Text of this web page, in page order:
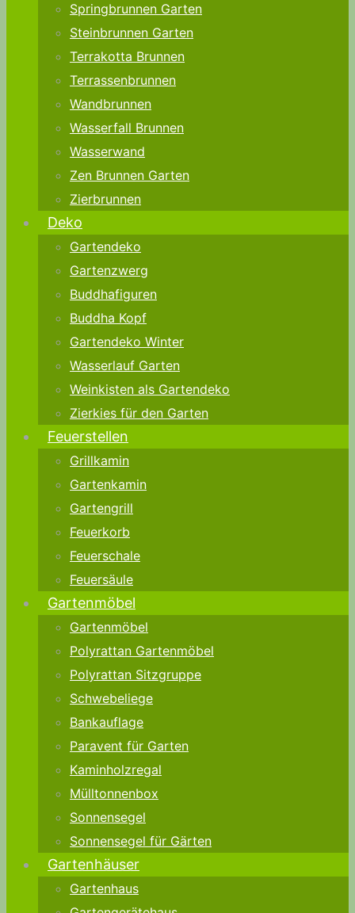
Springbrunnen Garten
Steinbrunnen Garten
Terrakotta Brunnen
Terrassenbrunnen
Wandbrunnen
Wasserfall Brunnen
Wasserwand
Zen Brunnen Garten
Zierbrunnen
Deko
Gartendeko
Gartenzwerg
Buddhafiguren
Buddha Kopf
Gartendeko Winter
Wasserlauf Garten
Weinkisten als Gartendeko
Zierkies für den Garten
Feuerstellen
Grillkamin
Gartenkamin
Gartengrill
Feuerkorb
Feuerschale
Feuersäule
Gartenmöbel
Gartenmöbel
Polyrattan Gartenmöbel
Polyrattan Sitzgruppe
Schwebeliege
Bankauflage
Paravent für Garten
Kaminholzregal
Mülltonnenbox
Sonnensegel
Sonnensegel für Gärten
Gartenhäuser
Gartenhaus